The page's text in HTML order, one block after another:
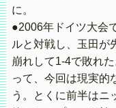
に。
●2006年ドイツ大会
ルと対戦し、玉田が
崩れして1-4で敗れ
って、今回は現実的
う。とくに前半はニ